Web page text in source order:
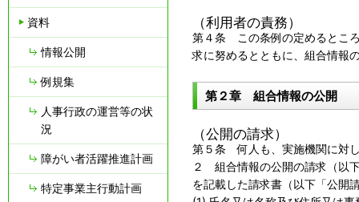
（利用者の責務）
第４条 この条例の定めるとこ
求に努めるとともに、組合情報
第２章 組合情報の公開
（公開の請求）
第５条 何人も、実施機関に対
２ 組合情報の公開の請求（以
を記載した請求書（以下「公開
資料
情報公開
例規集
人事行政の運営等の状
況
障がい者活躍推進計画
特定事業主行動計画